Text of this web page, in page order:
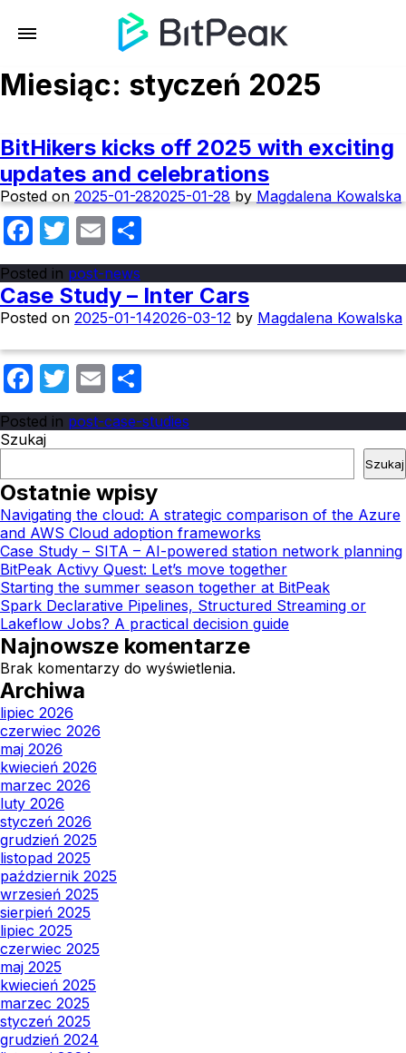
Miesiąc: styczeń 2025
BitHikers kicks off 2025 with exciting
updates and celebrations
Posted on 2025-01-282025-01-28 by Magdalena Kowalska
Facebook
Twitter
Email
Posted in post-news
Case Study – Inter Cars
Posted on 2025-01-142026-03-12 by Magdalena Kowalska
Facebook
Twitter
Email
Posted in post-case-studies
Szukaj
Szukaj
Ostatnie wpisy
Navigating the cloud: A strategic comparison of the Azure
and AWS Cloud adoption frameworks
Case Study – SITA – AI-powered station network planning
BitPeak Activy Quest: Let’s move together
Starting the summer season together at BitPeak
Spark Declarative Pipelines, Structured Streaming or
Lakeflow Jobs? A practical decision guide
Najnowsze komentarze
Brak komentarzy do wyświetlenia.
Archiwa
lipiec 2026
czerwiec 2026
maj 2026
kwiecień 2026
marzec 2026
luty 2026
styczeń 2026
grudzień 2025
listopad 2025
październik 2025
wrzesień 2025
sierpień 2025
lipiec 2025
czerwiec 2025
maj 2025
kwiecień 2025
marzec 2025
styczeń 2025
grudzień 2024